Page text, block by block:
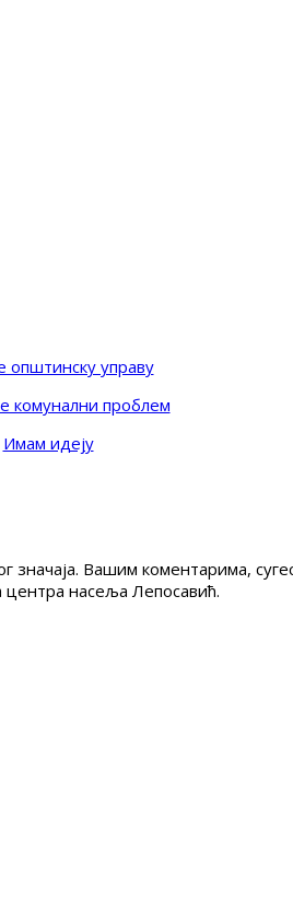
општинску управу
комунални проблем
Имам идеју
значаја. Вашим коментарима,
центра насеља Лепосавић.